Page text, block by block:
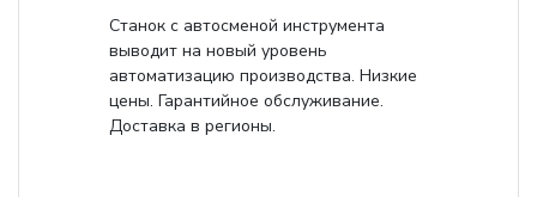
Станок с автосменой инструмента
выводит на новый уровень
автоматизацию производства. Низкие
цены. Гарантийное обслуживание.
Доставка в регионы.